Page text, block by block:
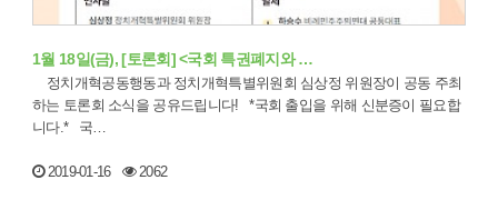
1월 18일(금), [토론회] <국회 특권폐지와 …
하는 토론회 소식을 공유드립니다! *국회 출입을 위해 신분증이 필요합
니다.* 국…
2019-01-16 2062